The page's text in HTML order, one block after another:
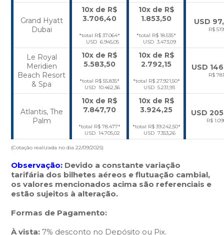
Grand Hyatt
Dubai
10x de R$
3.706,40
*total R$ 37.064*
USD 6.945,05
10x de R$
1.853,50
*total R$ 18.535*
USD 3.473,09
USD
R$ 519
Le Royal
Meridien
Beach Resort
& Spa
10x de R$
5.583,50
*total R$ 55.835*
USD 10.462,36
10x de R$
2.792,15
*total R$ 27.921,50*
USD 5.231,93
USD
R$ 781
Atlantis, The
Palm
10x de R$
7.847,70
*total R$ 78.477*
USD 14.705,02
10x de R$
3.924,25
*total R$ 39.242,50*
USD 7.353,26
USD
R$
(Cotação realizada no dia 22/09/2025)
Observação: Devido a constante variação
tarifária dos bilhetes aéreos e flutuação cambial,
os valores mencionados acima são referenciais e
estão sujeitos à alteração.
Formas de Pagamento:
À vista: 7% desconto no Depósito ou Pix.